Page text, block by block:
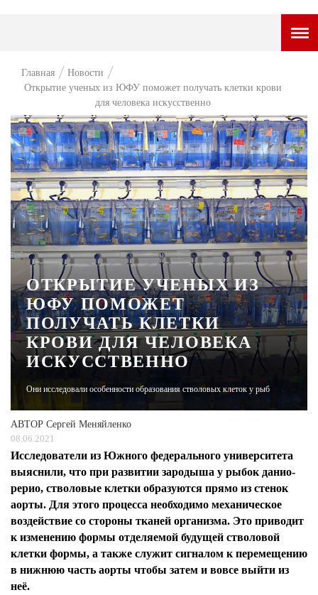
НОВОСТИ
ВОПРОС НЕДЕЛИ
ПРЕМЬЕРА
ТАМ И ТУТ
СТИЛЬ ЖИЗНИ
ХАЙП
ЧЕЛОВЕК ОСОБЕННЫЙ
КУЛЬТ ЕДЫ
АФИША
ЖУРНАЛ
Главная
Новости
Открытие ученых из ЮФУ поможет получать клетки крови
для человека искусственно
ОТКРЫТИЕ УЧЕНЫХ ИЗ
ЮФУ ПОМОЖЕТ
ПОЛУЧАТЬ КЛЕТКИ
КРОВИ ДЛЯ ЧЕЛОВЕКА
ИСКУССТВЕННО
Они исследовали особенности образования стволовых клеток у рыб
АВТОР Сергей Меняйленко
08.06.2021
Исследователи из Южного федерального университета
выяснили, что при развитии зародыша у рыбок данио-
рерио, стволовые клетки образуются прямо из стенок
аорты. Для этого процесса необходимо механическое
воздействие со стороны тканей организма. Это приводит
к изменению формы отделяемой будущей стволовой
клетки формы, а также служит сигналом к перемещению
в нижнюю часть аорты чтобы затем и вовсе выйти из
неё.